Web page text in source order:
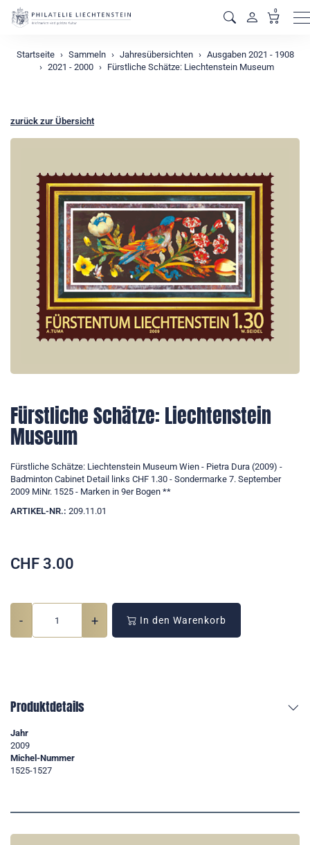
0
Startseite Sammeln Jahresübersichten
Ausgaben 2021 - 1908
2021 - 2000
Fürstliche Schätze: Liechtenstein Museum
zurück zur Übersicht
Fürstliche Schätze: Liechtenstein
Museum
Fürstliche Schätze: Liechtenstein Museum Wien - Pietra Dura (2009) -
Badminton Cabinet Detail links CHF 1.30 - Sondermarke 7. September
2009 MiNr. 1525 - Marken in 9er Bogen **
ARTIKEL-NR.: 209.11.01
CHF 3.00
- + In den Warenkorb
Produktdetails
Jahr
2009
Michel-Nummer
1525-1527